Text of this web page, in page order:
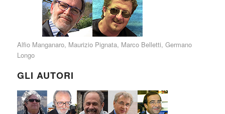
Alfio Manganaro, Maurizio Pignata, Marco Belletti, Germano
Longo
GLI AUTORI